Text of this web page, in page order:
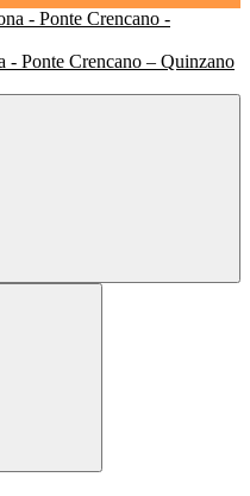
- Ponte Crencano – Quinzano